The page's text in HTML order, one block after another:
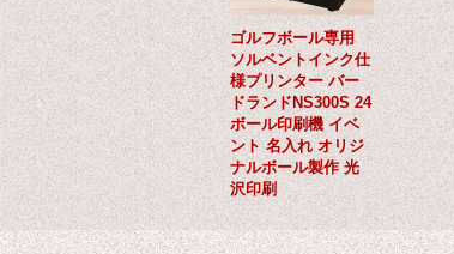
ゴルフボール専用
ソルベントインク仕
様プリンター バー
ドランドNS300S 24
ボール印刷機 イベ
ント 名入れ オリジ
ナルボール製作 光
沢印刷